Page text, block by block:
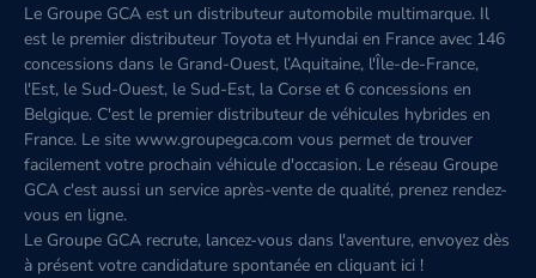
Le Groupe GCA est un distributeur automobile multimarque. Il
est le premier distributeur Toyota et Hyundai en France avec 146
concessions dans le Grand-Ouest, l’Aquitaine, l'Île-de-France,
l'Est, le Sud-Ouest, le Sud-Est, la Corse et 6 concessions en
Belgique. C'est le premier distributeur de véhicules hybrides en
France. Le site www.groupegca.com vous permet de trouver
facilement votre prochain véhicule d'occasion. Le réseau Groupe
GCA c'est aussi un service après-vente de qualité, prenez rendez-
vous en ligne.
Le Groupe GCA recrute, lancez-vous dans l'aventure, envoyez dès
à présent votre candidature spontanée en cliquant ici !